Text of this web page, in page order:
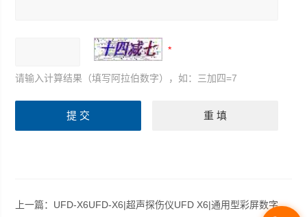
请输入计算结果（填写阿拉伯数字），如：三加四=7
上一篇： UFD-X6UFD-X6|超声探伤仪UFD X6|通用型彩屏数字超声探伤仪UFD-X6